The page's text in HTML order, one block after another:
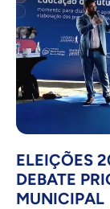
ELEIÇÕES
DEBATE
MUNICIPAL